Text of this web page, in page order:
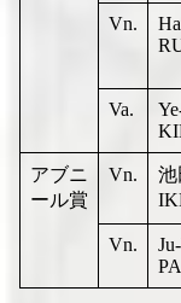
Vn.
Va.
アブニ
ール賞
Vn.
池
Vn.